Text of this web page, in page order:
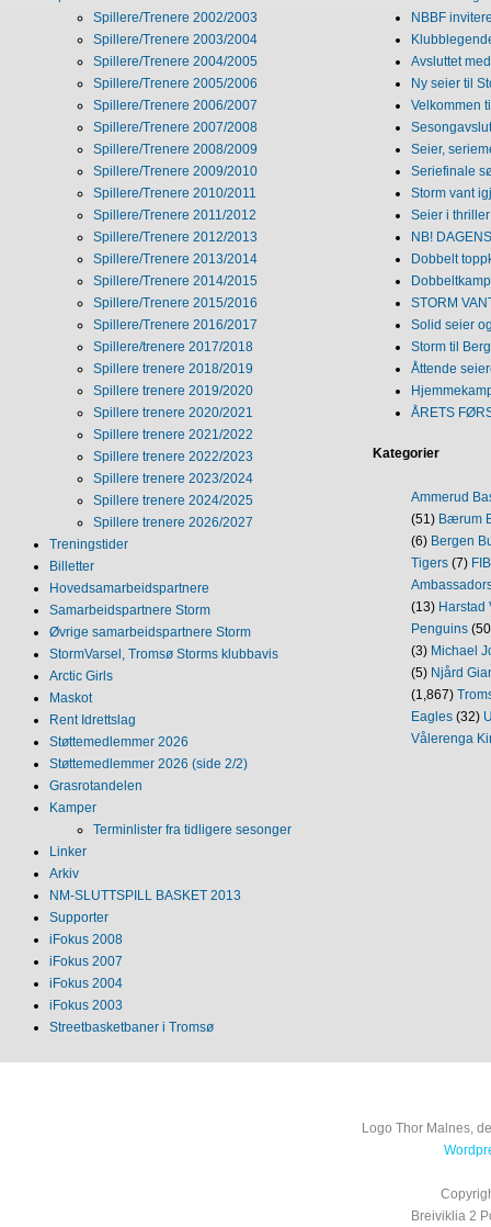
Spillere/Trenere 2002/2003
Spillere/Trenere 2003/2004
Spillere/Trenere 2004/2005
Spillere/Trenere 2005/2006
Spillere/Trenere 2006/2007
Spillere/Trenere 2007/2008
Spillere/Trenere 2008/2009
Spillere/Trenere 2009/2010
Spillere/Trenere 2010/2011
Spillere/Trenere 2011/2012
Spillere/Trenere 2012/2013
Spillere/Trenere 2013/2014
Spillere/Trenere 2014/2015
Spillere/Trenere 2015/2016
Spillere/Trenere 2016/2017
Spillere/trenere 2017/2018
Spillere trenere 2018/2019
Spillere trenere 2019/2020
Spillere trenere 2020/2021
Spillere trenere 2021/2022
Spillere trenere 2022/2023
Spillere trenere 2023/2024
Spillere trenere 2024/2025
Spillere trenere 2026/2027
Treningstider
Billetter
Hovedsamarbeidspartnere
Samarbeidspartnere Storm
Øvrige samarbeidspartnere Storm
StormVarsel, Tromsø Storms klubbavis
Arctic Girls
Maskot
Rent Idrettslag
Støttemedlemmer 2026
Støttemedlemmer 2026 (side 2/2)
Grasrotandelen
Kamper
Terminlister fra tidligere sesonger
Linker
Arkiv
NM‐SLUTTSPILL BASKET 2013
Supporter
iFokus 2008
iFokus 2007
iFokus 2004
iFokus 2003
Streetbasketbaner i Tromsø
NBBF
Avsluttet
Ny seier til
Velkommen
Seier,
Seriefinale
Storm vant
Seier i
NB!
Dobbelt
STORM
Solid seier
Storm til
Åttende
ÅRETS
Kategorier
Ammerud
(51) Bærum
(6) Bergen
Tigers (7)
(13) Harstad
Penguins
(3) Michael
(5) Njård
(1,867)
Eagles (32)
Vålerenga
Logo Thor Malnes,
Breiviklia 2